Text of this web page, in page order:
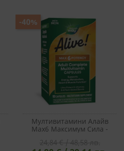
Мултивитамини Алайв
Max6 Максимум Сила -
-40%